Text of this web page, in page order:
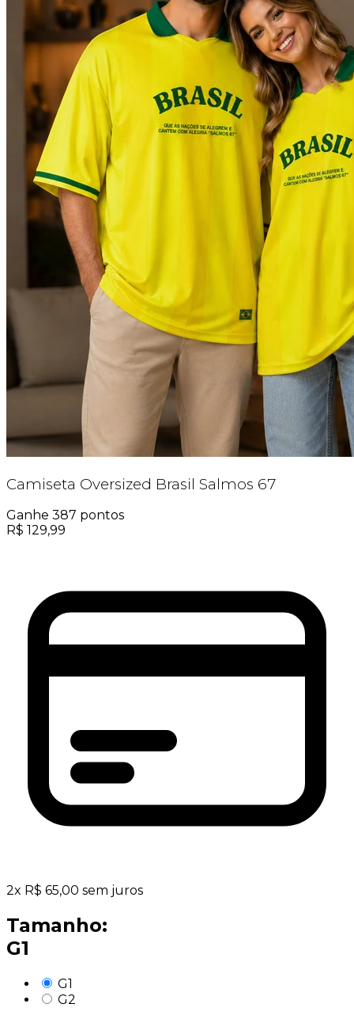
Camiseta Oversized Brasil Salmos 67
Ganhe 387 pontos
R$ 129,99
2x R$ 65,00 sem juros
Tamanho:
G1
G1
G2